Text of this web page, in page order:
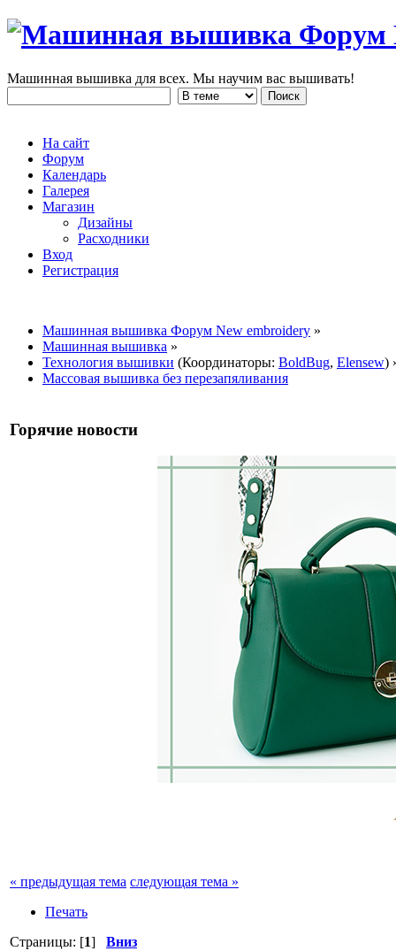
Машинная вышивка для всех. Мы научим вас вышивать!
На сайт
Форум
Календарь
Галерея
Магазин
Дизайны
Расходники
Вход
Регистрация
Машинная вышивка Форум New embroidery »
Машинная вышивка »
Технология вышивки (Координаторы: BoldBug, Elensew)
Массовая вышивка без перезапяливания
Горячие новости
« предыдущая тема следующая тема »
Печать
Страницы: [1] Вниз